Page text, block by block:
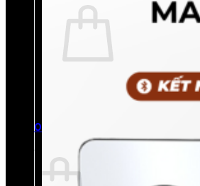
Chưa có sản phẩm
Quay trở lại cửa hàng
0
Giỏ hàng